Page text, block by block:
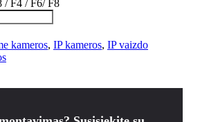
/ F4 / F6/ F8
kameros, IP kameros, IP vaizdo